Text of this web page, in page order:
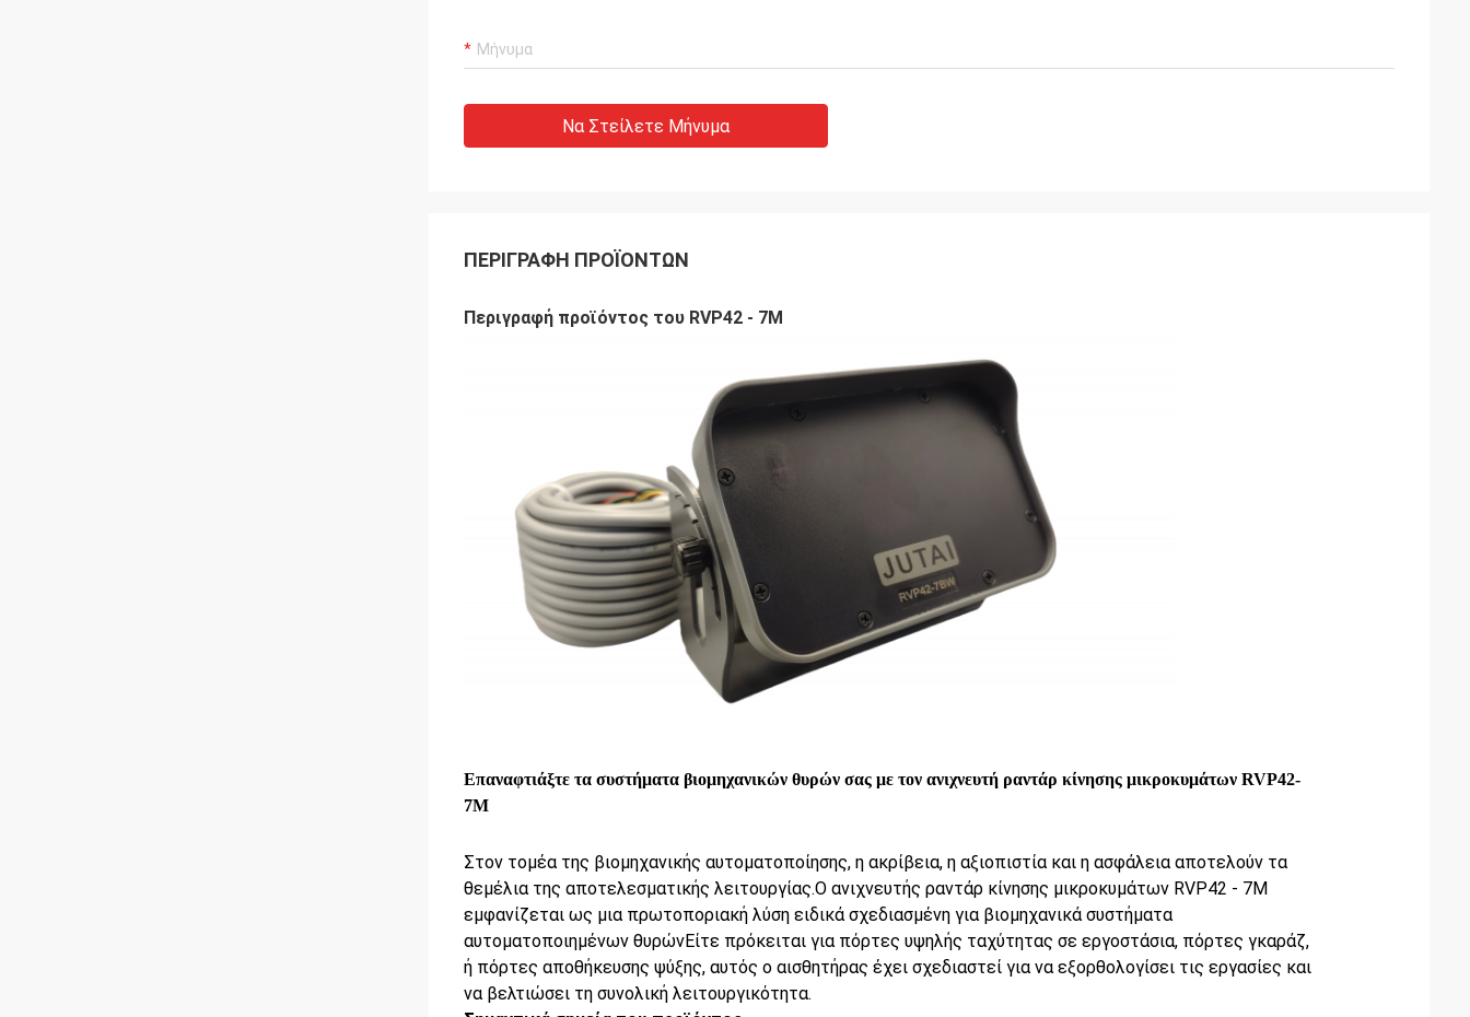
Να Στείλετε Μήνυμα
ΠΕΡΙΓΡΑΦΉ ΠΡΟΪΌΝΤΩΝ
Περιγραφή προϊόντος του RVP42 - 7M
Επαναφτιάξτε τα συστήματα βιομηχανικών θυρών σας με τον ανιχνευτή ραντάρ κίνησης μικροκυμάτων RVP42-
7M
Στον τομέα της βιομηχανικής αυτοματοποίησης, η ακρίβεια, η αξιοπιστία και η ασφάλεια αποτελούν τα
θεμέλια της αποτελεσματικής λειτουργίας.Ο ανιχνευτής ραντάρ κίνησης μικροκυμάτων RVP42 - 7M
εμφανίζεται ως μια πρωτοποριακή λύση ειδικά σχεδιασμένη για βιομηχανικά συστήματα
αυτοματοποιημένων θυρώνΕίτε πρόκειται για πόρτες υψηλής ταχύτητας σε εργοστάσια, πόρτες γκαράζ,
ή πόρτες αποθήκευσης ψύξης, αυτός ο αισθητήρας έχει σχεδιαστεί για να εξορθολογίσει τις εργασίες και
να βελτιώσει τη συνολική λειτουργικότητα.